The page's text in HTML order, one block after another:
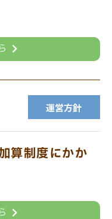
運営方針
算制度にかか